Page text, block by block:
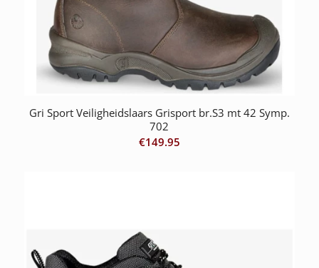
Gri Sport Veiligheidslaars Grisport br.S3 mt 42 Symp.
702
€149.95